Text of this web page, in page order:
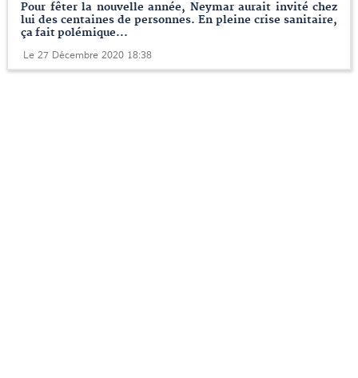
Pour fêter la nouvelle année, Neymar aurait invité chez
lui des centaines de personnes. En pleine crise sanitaire,
ça fait polémique...
Le 27 Décembre 2020 18:38